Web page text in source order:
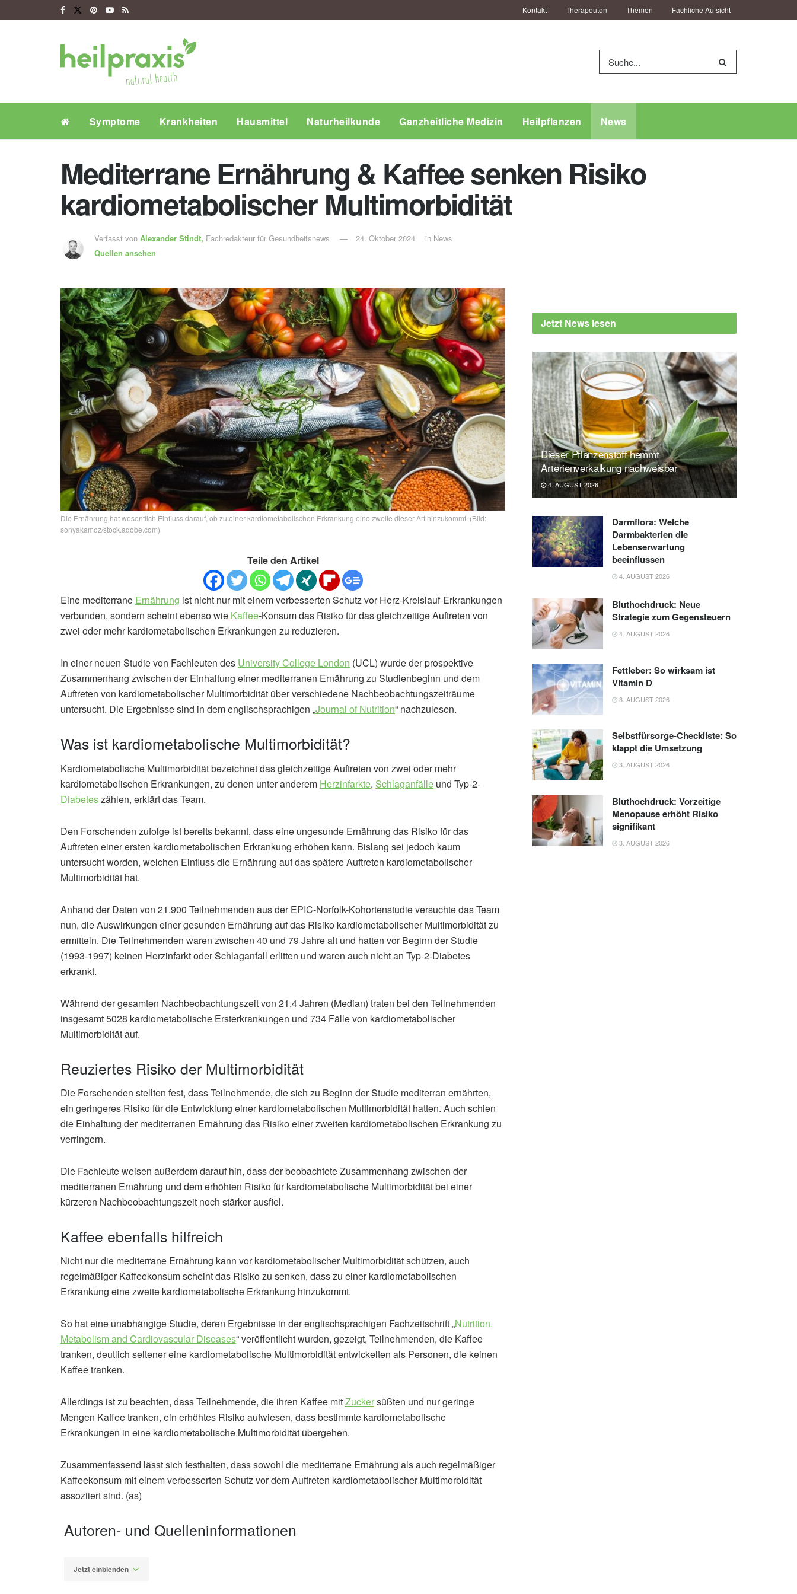
Kontakt Therapeuten Themen Fachliche Aufsicht
Symptome Krankheiten Hausmittel Naturheilkunde Ganzheitliche Medizin Heilpflanzen News
Mediterrane Ernährung & Kaffee senken Risiko
kardiometabolischer Multimorbidität
Verfasst von Alexander Stindt, Fachredakteur für Gesundheitsnews
Quellen ansehen
24. Oktober 2024 in News
Die Ernährung hat wesentlich Einfluss darauf, ob zu einer kardiometabolischen Erkrankung eine zweite dieser Art hinzukommt. (Bild:
sonyakamoz/stock.adobe.com)
Teile den Artikel
Eine mediterrane Ernährung ist nicht nur mit einem verbesserten Schutz vor Herz-Kreislauf-Erkrankungen
verbunden, sondern scheint ebenso wie Kaffee-Konsum das Risiko für das gleichzeitige Auftreten von
zwei oder mehr kardiometabolischen Erkrankungen zu reduzieren.
In einer neuen Studie von Fachleuten des University College London (UCL) wurde der prospektive
Zusammenhang zwischen der Einhaltung einer mediterranen Ernährung zu Studienbeginn und dem
Auftreten von kardiometabolischer Multimorbidität über verschiedene Nachbeobachtungszeiträume
untersucht. Die Ergebnisse sind in dem englischsprachigen „Journal of Nutrition“ nachzulesen.
Was ist kardiometabolische Multimorbidität?
Kardiometabolische Multimorbidität bezeichnet das gleichzeitige Auftreten von zwei oder mehr
kardiometabolischen Erkrankungen, zu denen unter anderem Herzinfarkte, Schlaganfälle und Typ-2-
Diabeteszählen, erklärt das Team.
Den Forschenden zufolge ist bereits bekannt, dass eine ungesunde Ernährung das Risiko für das
Auftreten einer ersten kardiometabolischen Erkrankung erhöhen kann. Bislang sei jedoch kaum
untersucht worden, welchen Einfluss die Ernährung auf das spätere Auftreten kardiometabolischer
Multimorbidität hat.
Anhand der Daten von 21.900 Teilnehmenden aus der EPIC-Norfolk-Kohortenstudie versuchte das Team
nun, die Auswirkungen einer gesunden Ernährung auf das Risiko kardiometabolischer Multimorbidität zu
ermitteln. Die Teilnehmenden waren zwischen 40 und 79 Jahre alt und hatten vor Beginn der Studie
(1993-1997) keinen Herzinfarkt oder Schlaganfall erlitten und waren auch nicht an Typ-2-Diabetes
erkrankt.
Während der gesamten Nachbeobachtungszeit von 21,4 Jahren (Median) traten bei den Teilnehmenden
insgesamt 5028 kardiometabolische Ersterkrankungen und 734 Fälle von kardiometabolischer
Multimorbidität auf.
Reuziertes Risiko der Multimorbidität
Die Forschenden stellten fest, dass Teilnehmende, die sich zu Beginn der Studie mediterran ernährten,
ein geringeres Risiko für die Entwicklung einer kardiometabolischen Multimorbidität hatten. Auch schien
die Einhaltung der mediterranen Ernährung das Risiko einer zweiten kardiometabolischen Erkrankung zu
verringern.
Die Fachleute weisen außerdem darauf hin, dass der beobachtete Zusammenhang zwischen der
mediterranen Ernährung und dem erhöhten Risiko für kardiometabolische Multimorbidität bei einer
kürzeren Nachbeobachtungszeit noch stärker ausfiel.
Kaffee ebenfalls hilfreich
Nicht nur die mediterrane Ernährung kann vor kardiometabolischer Multimorbidität schützen, auch
regelmäßiger Kaffeekonsum scheint das Risiko zu senken, dass zu einer kardiometabolischen
Erkrankung eine zweite kardiometabolische Erkrankung hinzukommt.
So hat eine unabhängige Studie, deren Ergebnisse in der englischsprachigen Fachzeitschrift „Nutrition,
Metabolism and Cardiovascular Diseases“ veröffentlicht wurden, gezeigt, Teilnehmenden, die Kaffee
tranken, deutlich seltener eine kardiometabolische Multimorbidität entwickelten als Personen, die keinen
Kaffee tranken.
Allerdings ist zu beachten, dass Teilnehmende, die ihren Kaffee mitZuckersüßten und nur geringe
Mengen Kaffee tranken, ein erhöhtes Risiko aufwiesen, dass bestimmte kardiometabolische
Erkrankungen in eine kardiometabolische Multimorbidität übergehen.
Zusammenfassend lässt sich festhalten, dass sowohl die mediterrane Ernährung als auch regelmäßiger
Kaffeekonsum mit einem verbesserten Schutz vor dem Auftreten kardiometabolischer Multimorbidität
assoziiert sind. (as)
Autoren- und Quelleninformationen
Jetzt einblenden
Jetzt News lesen
Dieser Pflanzenstoff hemmt
Arterienverkalkung nachweisbar
4. AUGUST 2026
Darmflora: Welche
Darmbakterien die
Lebenserwartung
beeinflussen
4. AUGUST 2026
Bluthochdruck: Neue
Strategie zum Gegensteuern
4. AUGUST 2026
Fettleber: So wirksam ist
Vitamin D
3. AUGUST 2026
Selbstfürsorge-Checkliste: So
klappt die Umsetzung
3. AUGUST 2026
Bluthochdruck: Vorzeitige
Menopause erhöht Risiko
signifikant
3. AUGUST 2026